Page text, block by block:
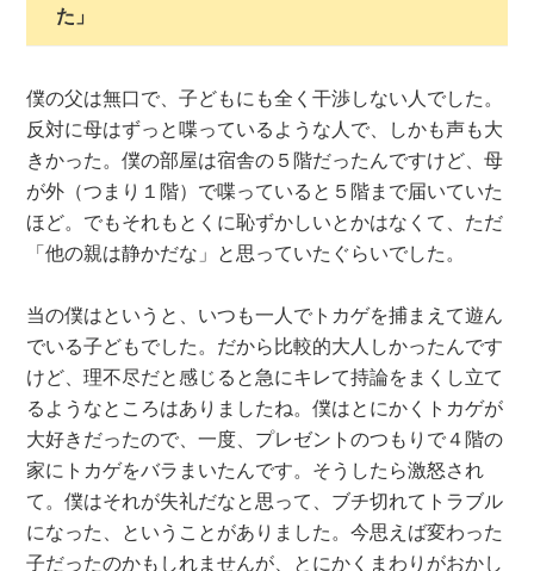
た」
僕の父は無口で、子どもにも全く干渉しない人でした。
反対に母はずっと喋っているような人で、しかも声も大
きかった。僕の部屋は宿舎の５階だったんですけど、母
が外（つまり１階）で喋っていると５階まで届いていた
ほど。でもそれもとくに恥ずかしいとかはなくて、ただ
「他の親は静かだな」と思っていたぐらいでした。
当の僕はというと、いつも一人でトカゲを捕まえて遊ん
でいる子どもでした。だから比較的大人しかったんです
けど、理不尽だと感じると急にキレて持論をまくし立て
るようなところはありましたね。僕はとにかくトカゲが
大好きだったので、一度、プレゼントのつもりで４階の
家にトカゲをバラまいたんです。そうしたら激怒され
て。僕はそれが失礼だなと思って、ブチ切れてトラブル
になった、ということがありました。今思えば変わった
子だったのかもしれませんが、とにかくまわりがおかし